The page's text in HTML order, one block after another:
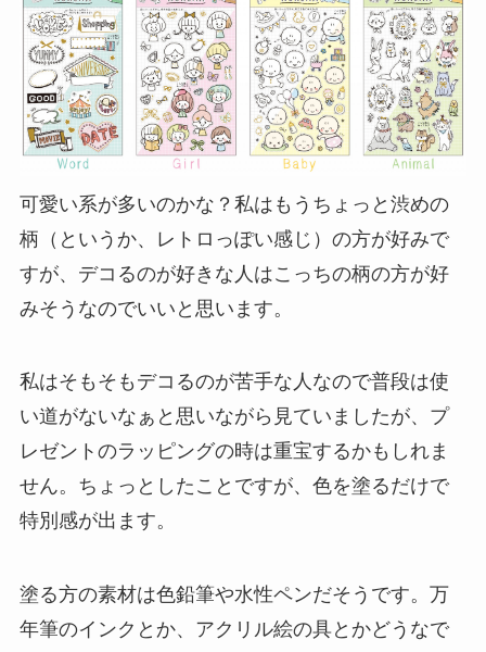
可愛い系が多いのかな？私はもうちょっと渋めの
柄（というか、レトロっぽい感じ）の方が好みで
すが、デコるのが好きな人はこっちの柄の方が好
みそうなのでいいと思います。
私はそもそもデコるのが苦手な人なので普段は使
い道がないなぁと思いながら見ていましたが、プ
レゼントのラッピングの時は重宝するかもしれま
せん。ちょっとしたことですが、色を塗るだけで
特別感が出ます。
塗る方の素材は色鉛筆や水性ペンだそうです。万
年筆のインクとか、アクリル絵の具とかどうなで